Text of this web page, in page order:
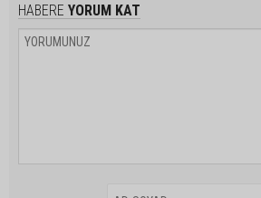
HABERE YORUM KAT